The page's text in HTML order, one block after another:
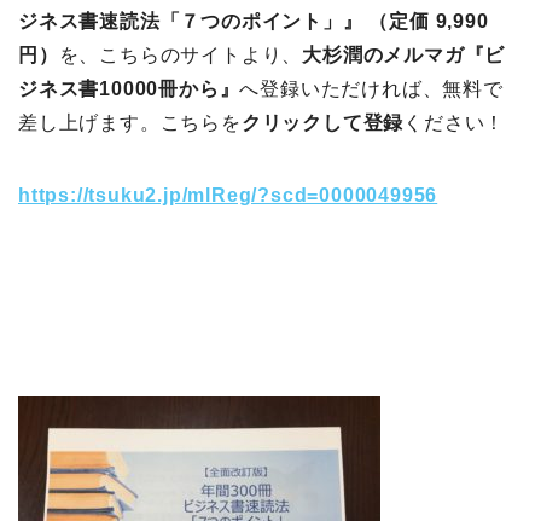
ジネス書速読法「７つのポイント」』 （定価 9,990
円）
を、こちらのサイトより、 大杉潤のメルマガ『ビ
ジネス書10000冊から』へ登録いただければ、無料で
差し上げます。こちらをクリックして登録 ください！
https://tsuku2.jp/mlReg/?scd=0000049956